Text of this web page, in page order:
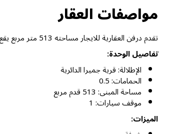
مواصفات العقار
تقدم درفن العقارية للايجار مساحته 513 متر مربع يقع في نيفا رزيدنسز، قرية جميرا الدائرية دبي.
تفاصيل الوحدة:
الإطلالة: قرية جميرا الدائرية
الحمامات: 0.5
مساحة المبنى: 513 قدم مربع
موقف سيارات: 1
الميزات: